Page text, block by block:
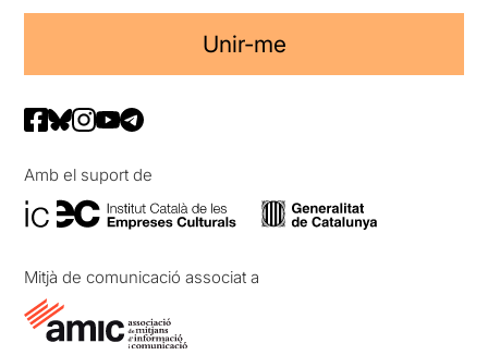
Unir-me
Amb el suport de
Mitjà de comunicació associat a